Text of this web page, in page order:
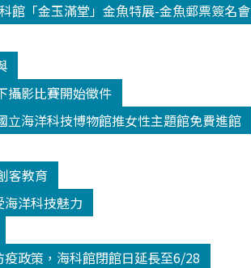
科館「金玉滿堂」金魚特展-金魚郵票簽名會
攝影比賽開始徵件
立海洋科技博物館推女性主題館免費進館
客教育
海洋科技魅力
疫政策，海科館閉館日延長至6/28